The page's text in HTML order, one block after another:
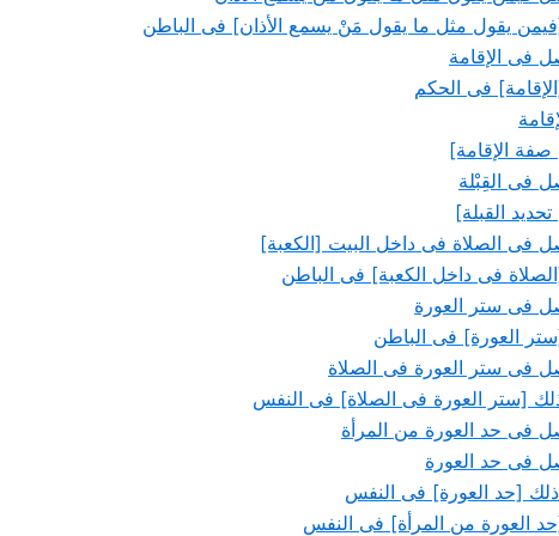
يقول مثل ما يقول مَنْ يسمع الأذان] فى الباطن
فى الإقامة
فى الحكم
صفة الإقامة]
فى القِبْلة
القبلة]
الصلاة فى داخل البيت [الكعبة]
فى داخل الكعبة] فى الباطن
فى ستر العورة
العورة] فى الباطن
فى ستر العورة فى الصلاة
ذلك [ستر العورة فى الصلاة] فى النفس
فى حد العورة من المرأة
فى حد العورة
ذلك [حد العورة] فى النفس
العورة من المرأة] فى النفس